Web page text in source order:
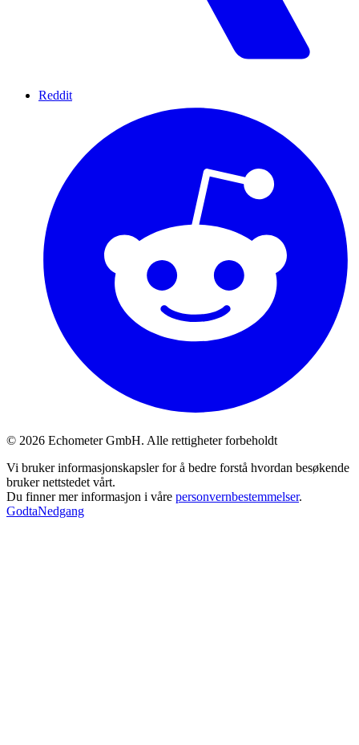
Reddit
© 2026 Echometer GmbH. Alle rettigheter forbeholdt
Vi bruker informasjonskapsler for å bedre forstå hvordan besøkende
bruker nettstedet vårt.
Du finner mer informasjon i våre personvernbestemmelser.
GodtaNedgang